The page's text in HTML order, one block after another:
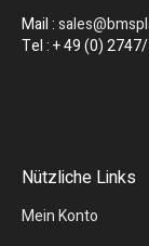
Mail :
Tel : + 49 (0)
Nützliche Links
Mein Konto